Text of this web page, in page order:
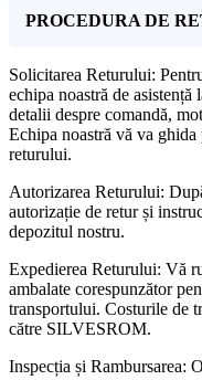
PROCEDURA DE
Solicitarea Returului:
echipa noastră de
detalii despre comandă,
Echipa noastră vă va
returului.
Autorizarea Returului:
autorizație de retur și
depozitul nostru.
Expedierea Returului: Vă
ambalate corespunzător
transportului. Costurile de
către SILVESROM.
Inspecția și Rambursarea: